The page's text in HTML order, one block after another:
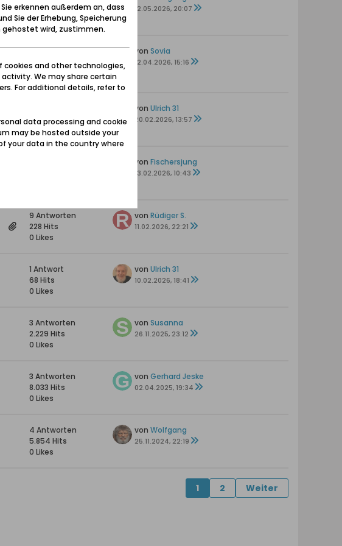
2.853 Hits
0 Likes
12.05.2026, 20:07
0 Antworten
80 Hits
0 Likes
von Sovia
12.04.2026, 15:16
137 Hits
0 Likes
von Ulrich 31
20.02.2026, 13:57
von Fischersjung
13.02.2026, 10:43
9 Antworten
228 Hits
0 Likes
von Rüdiger S.
11.02.2026, 22:21
1 Antwort
68 Hits
0 Likes
von Ulrich 31
10.02.2026, 18:41
3 Antworten
2.229 Hits
0 Likes
von Susanna
26.11.2025, 23:12
3 Antworten
8.033 Hits
0 Likes
von Gerhard Jeske
02.04.2025, 19:34
4 Antworten
5.854 Hits
0 Likes
von Wolfgang
25.11.2024, 22:19
1 2 Weiter
erkennen außerdem an, dass
Sie der Erhebung, Speicherung
gehostet wird, zustimmen.
and other technologies,
We may share certain
For additional details, refer to
data processing and cookie
may be hosted outside your
your data in the country where